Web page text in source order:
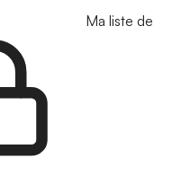
Ma liste de